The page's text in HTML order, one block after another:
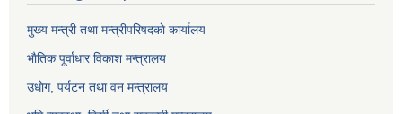
मुख्य मन्त्री तथा मन्त्रीपरिषदकाे कार्यालय
भाैतिक पूर्वाधार विकाश मन्त्रालय
उधाेग, पर्यटन तथा वन मन्त्रालय